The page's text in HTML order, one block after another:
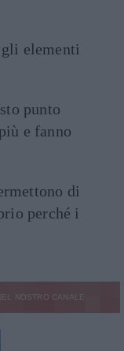
elementi
punto
e fanno
di
perché i
NOSTRO CANALE